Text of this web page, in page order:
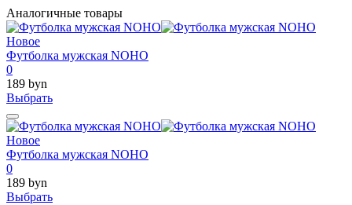
Аналогичные товары
Новое
Футболка мужская NOHO
0
189 byn
Выбрать
Новое
Футболка мужская NOHO
0
189 byn
Выбрать